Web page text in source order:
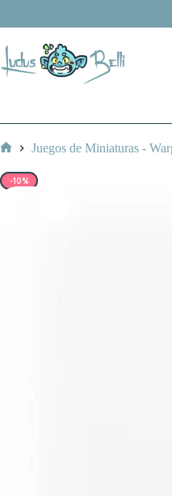
Juegos de Miniaturas -
-10%